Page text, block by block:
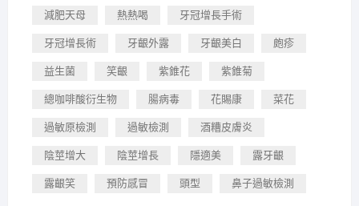
減肥天母 熱熱喝 牙冠增長手術
牙冠增長術 牙齦外露 牙齦美白 皰疹
益生菌 笑齦 紫錐花 紫錐菊
總咖啡酸衍生物 腸病毒 花賜康 菜花
過敏原檢測 過敏檢測 酒糟皮膚炎
陰莖增大 陰莖增長 隱適美 露牙齦
露齦笑 預防感冒 頭型 鼻子過敏檢測